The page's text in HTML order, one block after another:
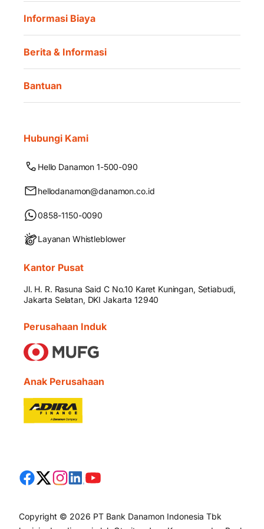
Informasi Biaya
Berita & Informasi
Bantuan
Hubungi Kami
Hello Danamon 1-500-090
hellodanamon@danamon.co.id
0858-1150-0090
Layanan Whistleblower
Kantor Pusat
Jl. H. R. Rasuna Said C No.10 Karet Kuningan, Setiabudi,
Jakarta Selatan, DKI Jakarta 12940
Perusahaan Induk
Anak Perusahaan
Copyright © 2026 PT Bank Danamon Indonesia Tbk